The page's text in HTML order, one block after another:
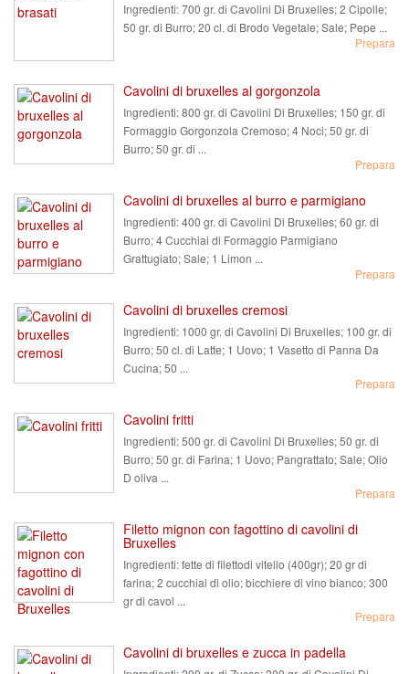
Ingredienti:700 gr. di Cavolini Di Bruxelles; 2 Cipolle;
50 gr. di Burro; 20 cl. di Brodo Vegetale; Sale; Pepe ...
Prepara
Cavolini di bruxelles al gorgonzola
Ingredienti:800 gr. di Cavolini Di Bruxelles; 150 gr. di
Formaggio Gorgonzola Cremoso; 4 Noci; 50 gr. di
Burro; 50 gr. di ...
Prepara
Cavolini di bruxelles al burro e parmigiano
Ingredienti:400 gr. di Cavolini Di Bruxelles; 60 gr. di
Burro; 4 Cucchiai di Formaggio Parmigiano
Grattugiato; Sale; 1 Limon ...
Prepara
Cavolini di bruxelles cremosi
Ingredienti: 1000 gr. di Cavolini Di Bruxelles; 100 gr. di
Burro; 50 cl. di Latte; 1 Uovo; 1 Vasetto di Panna Da
Cucina; 50 ...
Prepara
Cavolini fritti
Ingredienti:500 gr. di Cavolini Di Bruxelles; 50 gr. di
Burro; 50 gr. di Farina; 1 Uovo; Pangrattato; Sale; Olio
D oliva ...
Prepara
Filetto mignon con fagottino di cavolini di
Bruxelles
Ingredienti:fette di filettodi vitello (400gr); 20 gr di
farina; 2 cucchiai di olio; bicchiere di vino bianco; 300
gr di cavol ...
Prepara
Cavolini di bruxelles e zucca in padella